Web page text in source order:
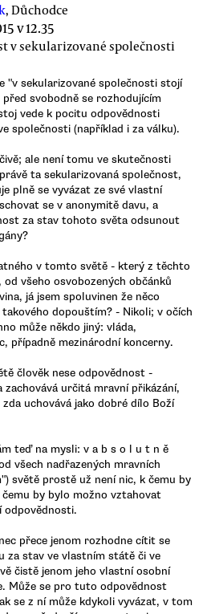
, Důchodce
v 12.35
v sekularizované společnosti
"v sekularizované společnosti stojí
svobodně se rozhodujícím
vede k pocitu odpovědnosti
společnosti (například i za válku).
ale není tomu ve skutečnosti
ta sekularizovaná společnost,
plně se vyvázat ze své vlastní
se v anonymitě davu, a
za stav tohoto světa odsunout
v tomto světě - který z těchto
všeho osvobozených občánků
já jsem spoluvinen že něco
dopouštím? - Nikoli; v očích
může někdo jiný: vláda,
případně mezinárodní koncerny.
člověk nese odpovědnost -
zachovává určitá mravní přikázání,
uchovává jako dobré dílo Boží
teď na mysli: v a b s o l u t n ě
všech nadřazených mravních
světě prostě už není nic, k čemu by
by bylo možno vztahovat
odpovědnosti.
přece jenom rozhodne cítit se
za stav ve vlastním státě či ve
čistě jenom jeho vlastní osobní
Může se pro tuto odpovědnost
se z ní může kdykoli vyvázat, v tom